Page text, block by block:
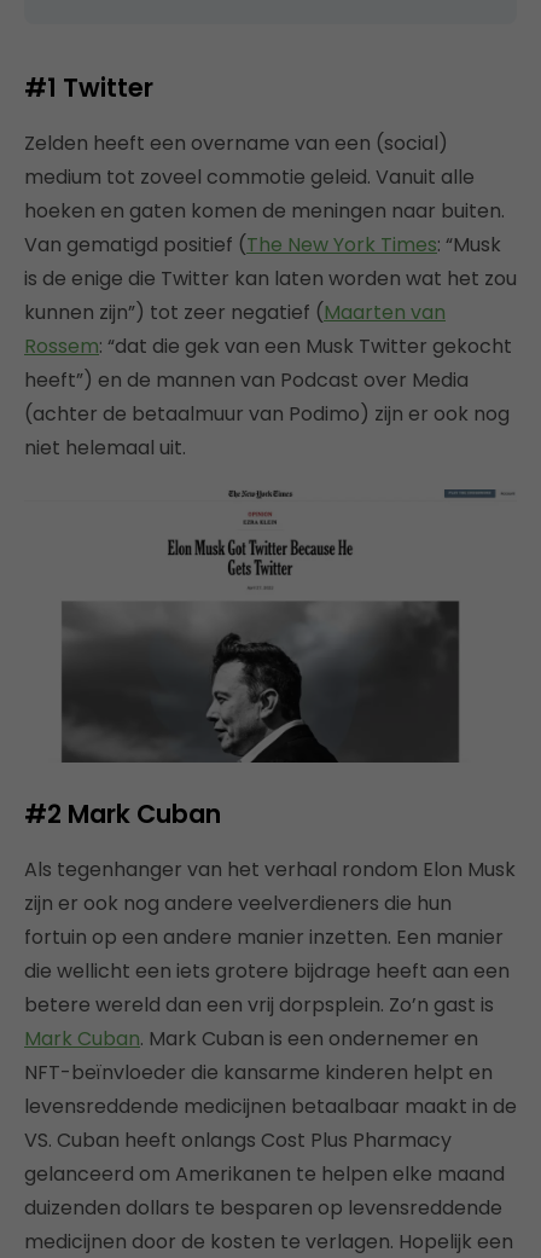
#1 Twitter
Zelden heeft een overname van een (social)
medium tot zoveel commotie geleid. Vanuit alle
hoeken en gaten komen de meningen naar buiten.
Van gematigd positief (The New York Times: “Musk
is de enige die Twitter kan laten worden wat het zou
kunnen zijn”) tot zeer negatief (Maarten van
Rossem: “dat die gek van een Musk Twitter gekocht
heeft”) en de mannen van Podcast over Media
(achter de betaalmuur van Podimo) zijn er ook nog
niet helemaal uit.
#2 Mark Cuban
Als tegenhanger van het verhaal rondom Elon Musk
zijn er ook nog andere veelverdieners die hun
fortuin op een andere manier inzetten. Een manier
die wellicht een iets grotere bijdrage heeft aan een
betere wereld dan een vrij dorpsplein. Zo’n gast is
Mark Cuban. Mark Cuban is een ondernemer en
NFT-beïnvloeder die kansarme kinderen helpt en
levensreddende medicijnen betaalbaar maakt in de
VS. Cuban heeft onlangs Cost Plus Pharmacy
gelanceerd om Amerikanen te helpen elke maand
duizenden dollars te besparen op levensreddende
medicijnen door de kosten te verlagen. Hopelijk een